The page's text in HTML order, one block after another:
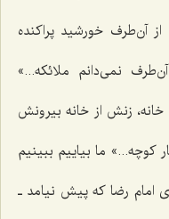
آن‌طرف خورشید پراکنده
نمی‌دانم ملائکه...»
خانه، زنش از خانه بیرونش
کوچه...» ما بیاییم ببینیم
امام رضا که پیش نیامد ـ